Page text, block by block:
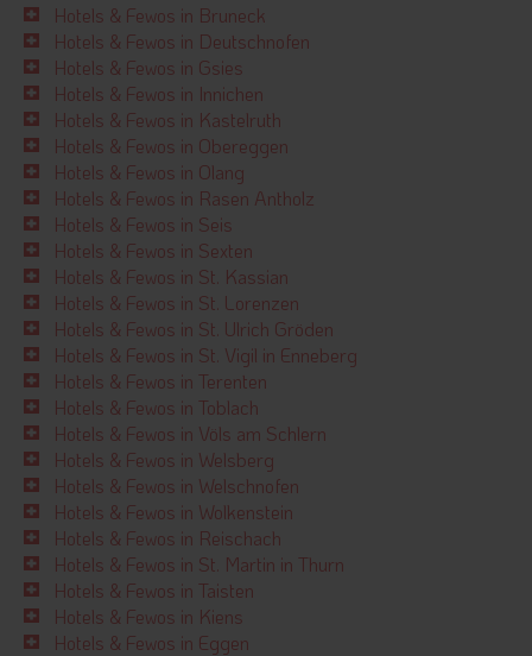
Hotels & Fewos in Bruneck
Hotels & Fewos in Deutschnofen
Hotels & Fewos in Gsies
Hotels & Fewos in Innichen
Hotels & Fewos in Kastelruth
Hotels & Fewos in Obereggen
Hotels & Fewos in Olang
Hotels & Fewos in Rasen Antholz
Hotels & Fewos in Seis
Hotels & Fewos in Sexten
Hotels & Fewos in St. Kassian
Hotels & Fewos in St. Lorenzen
Hotels & Fewos in St. Ulrich Gröden
Hotels & Fewos in St. Vigil in Enneberg
Hotels & Fewos in Terenten
Hotels & Fewos in Toblach
Hotels & Fewos in Völs am Schlern
Hotels & Fewos in Welsberg
Hotels & Fewos in Welschnofen
Hotels & Fewos in Wolkenstein
Hotels & Fewos in Reischach
Hotels & Fewos in St. Martin in Thurn
Hotels & Fewos in Taisten
Hotels & Fewos in Kiens
Hotels & Fewos in Eggen